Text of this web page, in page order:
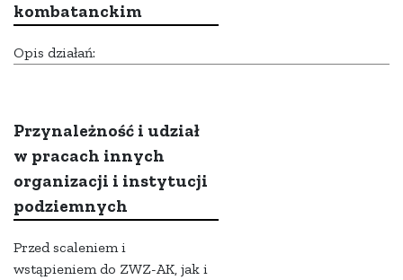
kombatanckim
Opis działań:
Przynależność i udział
w pracach innych
organizacji i instytucji
podziemnych
Przed scaleniem i
wstąpieniem do ZWZ-AK, jak i